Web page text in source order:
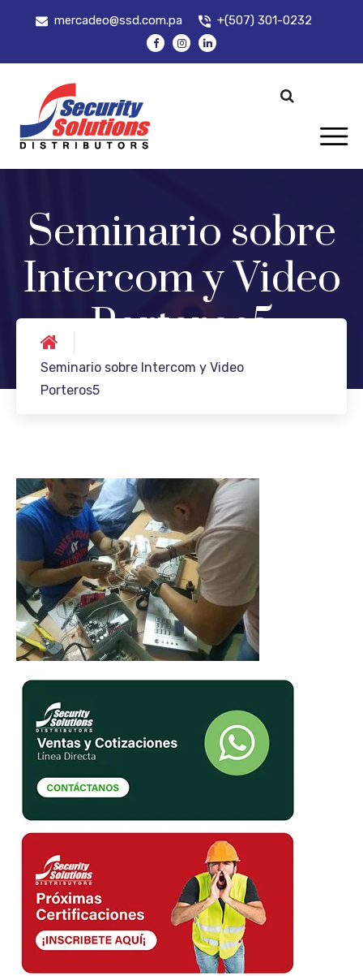
mercadeo@ssd.com.pa +(507) 301-0232
Seminario sobre
Intercom y Video
Porteros5
Seminario sobre Intercom y Video
Porteros5